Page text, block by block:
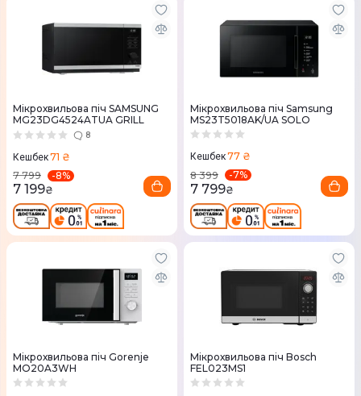
Мікрохвильова піч SAMSUNG
MG23DG4524ATUA GRILL
8
Кешбек71 ₴
7 799
-8%
7 199₴
Мікрохвильова піч Samsung
MS23T5018AK/UA SOLO
Кешбек77 ₴
8 399
-7%
7 799₴
Мікрохвильова піч Gorenje
MO20A3WH
Мікрохвильова піч Bosch
FEL023MS1